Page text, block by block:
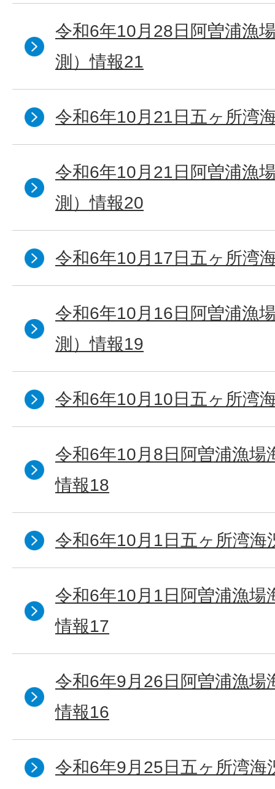
令和6年10月28日阿曽浦漁
測）情報21
令和6年10月21日五ヶ所湾
令和6年10月21日阿曽浦漁
測）情報20
令和6年10月17日五ヶ所湾
令和6年10月16日阿曽浦漁
測）情報19
令和6年10月10日五ヶ所湾
令和6年10月8日阿曽浦漁場
情報18
令和6年10月1日五ヶ所湾海
令和6年10月1日阿曽浦漁場
情報17
令和6年9月26日阿曽浦漁場
情報16
令和6年9月25日五ヶ所湾海